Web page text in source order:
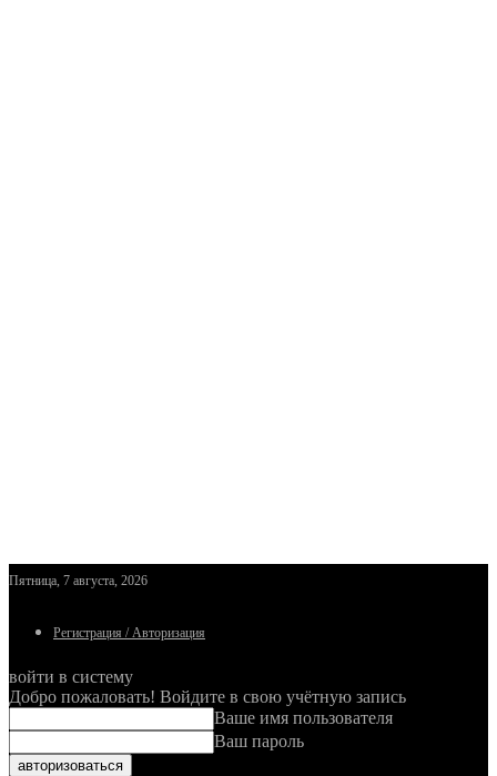
Пятница, 7 августа, 2026
Регистрация / Авторизация
войти в систему
Добро пожаловать! Войдите в свою учётную запись
Ваше имя пользователя
Ваш пароль